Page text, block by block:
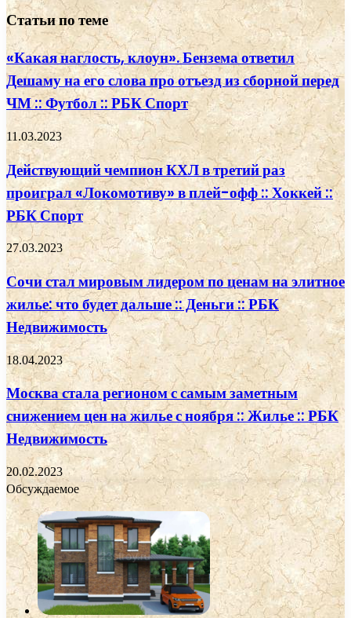
Статьи по теме
«Какая наглость, клоун». Бензема ответил
Дешаму на его слова про отъезд из сборной перед
ЧМ :: Футбол :: РБК Спорт
11.03.2023
Действующий чемпион КХЛ в третий раз
проиграл «Локомотиву» в плей-офф :: Хоккей ::
РБК Спорт
27.03.2023
Сочи стал мировым лидером по ценам на элитное
жилье: что будет дальше :: Деньги :: РБК
Недвижимость
18.04.2023
Москва стала регионом с самым заметным
снижением цен на жилье с ноября :: Жилье :: РБК
Недвижимость
20.02.2023
Обсуждаемое